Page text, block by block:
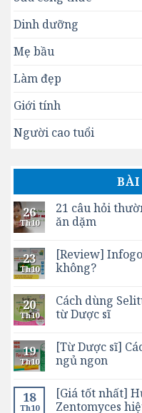
Dinh dưỡng
Mẹ bầu
Làm đẹp
Giới tính
Người cao tuổi
BÀI
26
Th10
21 câu hỏi
ăn dặm
23
Th10
[Review]
không?
20
Th10
Cách dùng
từ Dược sĩ
19
Th10
[Từ Dược sĩ]
ngủ ngon
18
Th10
[Giá tốt nhất]
Zentomyces